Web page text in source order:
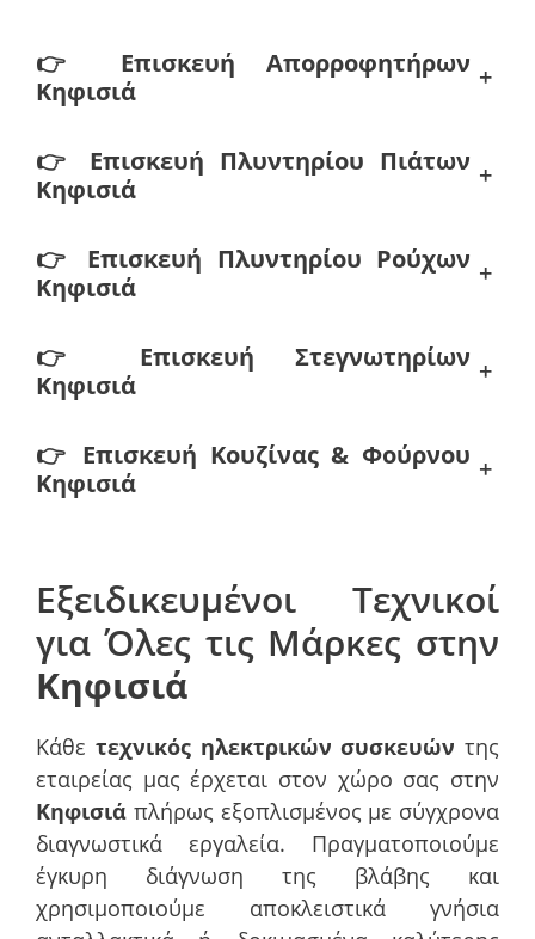
👉 Επισκευή Απορροφητήρων
Κηφισιά
+
👉 Επισκευή Πλυντηρίου Πιάτων
Κηφισιά
+
👉 Επισκευή Πλυντηρίου Ρούχων
Κηφισιά
+
👉 Επισκευή Στεγνωτηρίων
Κηφισιά
+
👉 Επισκευή Κουζίνας & Φούρνου
Κηφισιά
+
Εξειδικευμένοι Τεχνικοί
για Όλες τις Μάρκες στην
Κηφισιά
Κάθε τεχνικός ηλεκτρικών συσκευών της
εταιρείας μας έρχεται στον χώρο σας στην
Κηφισιά πλήρως εξοπλισμένος με σύγχρονα
διαγνωστικά εργαλεία. Πραγματοποιούμε
έγκυρη διάγνωση της βλάβης και
χρησιμοποιούμε αποκλειστικά γνήσια